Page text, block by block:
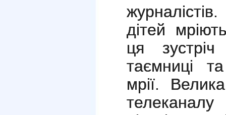
дітей
ця зустріч
таємниці
мрії.